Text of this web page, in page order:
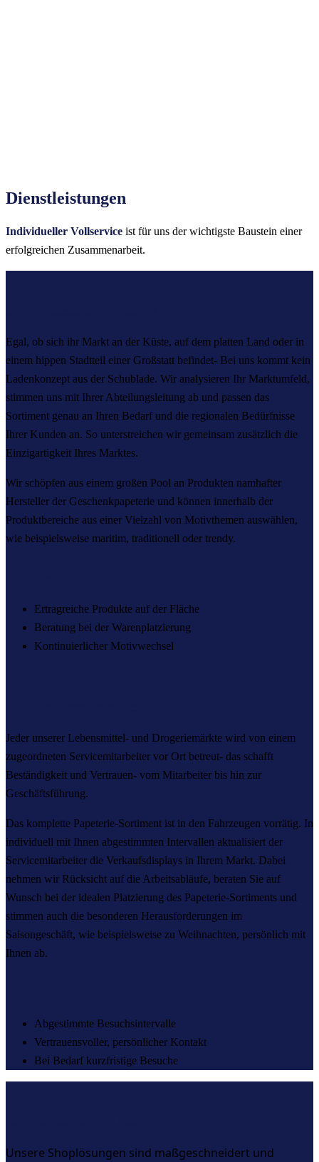
Dienstleistungen
Individueller Vollservice ist für uns der wichtigste Baustein einer
erfolgreichen Zusammenarbeit.
Egal, ob sich ihr Markt an der Küste, auf dem platten Land oder in
einem hippen Stadtteil einer Großstatt befindet- Bei uns kommt kein
Ladenkonzept aus der Schublade. Wir analysieren Ihr Marktumfeld,
stimmen uns mit Ihrer Abteilungsleitung ab und passen das
Sortiment genau an Ihren Bedarf und die regionalen Bedürfnisse
Ihrer Kunden an. So unterstreichen wir gemeinsam zusätzlich die
Einzigartigkeit Ihres Marktes.
Wir schöpfen aus einem großen Pool an Produkten namhafter
Hersteller der Geschenkpapeterie und können innerhalb der
Produktbereiche aus einer Vielzahl von Motivthemen auswählen,
wie beispielsweise maritim, traditionell oder trendy.
Ertragreiche Produkte auf der Fläche
Beratung bei der Warenplatzierung
Kontinuierlicher Motivwechsel
Jeder unserer Lebensmittel- und Drogeriemärkte wird von einem
zugeordneten Servicemitarbeiter vor Ort betreut- das schafft
Beständigkeit und Vertrauen- vom Mitarbeiter bis hin zur
Geschäftsführung.
Das komplette Papeterie-Sortiment ist in den Fahrzeugen vorrätig. In
individuell mit Ihnen abgestimmten Intervallen aktualisiert der
Servicemitarbeiter die Verkaufsdisplays in Ihrem Markt. Dabei
nehmen wir Rücksicht auf die Arbeitsabläufe, beraten Sie auf
Wunsch bei der idealen Platzierung des Papeterie-Sortiments und
stimmen auch die besonderen Herausforderungen im
Saisongeschäft, wie beispielsweise zu Weihnachten, persönlich mit
Ihnen ab.
Abgestimmte Besuchsintervalle
Vertrauensvoller, persönlicher Kontakt
Bei Bedarf kurzfristige Besuche
Unsere Shoplösungen sind maßgeschneidert und